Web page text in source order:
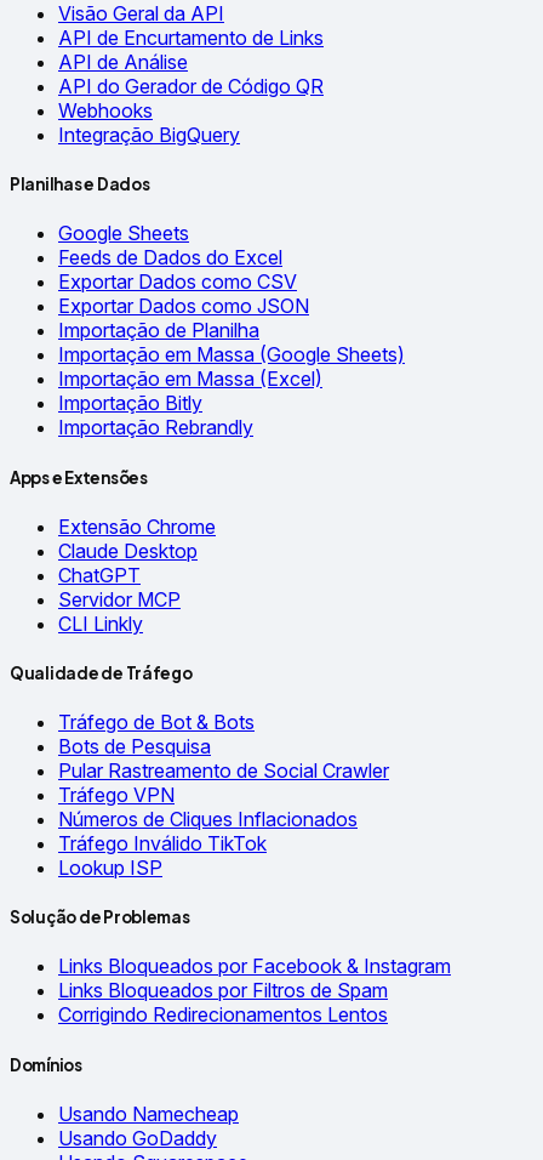
Visão Geral da API
API de Encurtamento de Links
API de Análise
API do Gerador de Código QR
Webhooks
Integração BigQuery
Planilhas e Dados
Google Sheets
Feeds de Dados do Excel
Exportar Dados como CSV
Exportar Dados como JSON
Importação de Planilha
Importação em Massa (Google Sheets)
Importação em Massa (Excel)
Importação Bitly
Importação Rebrandly
Apps e Extensões
Extensão Chrome
Claude Desktop
ChatGPT
Servidor MCP
CLI Linkly
Qualidade de Tráfego
Tráfego de Bot & Bots
Bots de Pesquisa
Pular Rastreamento de Social Crawler
Tráfego VPN
Números de Cliques Inflacionados
Tráfego Inválido TikTok
Lookup ISP
Solução de Problemas
Links Bloqueados por Facebook & Instagram
Links Bloqueados por Filtros de Spam
Corrigindo Redirecionamentos Lentos
Domínios
Usando Namecheap
Usando GoDaddy